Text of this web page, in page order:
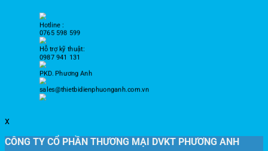
Hotline :
0765 598 599
Hỗ trợ kỹ thuật:
0987 941 131
PKD. Phương Anh
sales@thietbidienphuonganh.com.vn
x
CÔNG TY CỔ PHẦN THƯƠNG MẠI DVKT PHƯƠNG ANH